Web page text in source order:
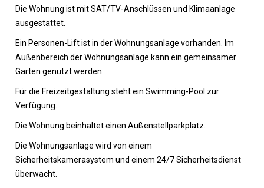
Die Wohnung ist mit SAT/TV-Anschlüssen und Klimaanlage
ausgestattet.
Ein Personen-Lift ist in der Wohnungsanlage vorhanden. Im
Außenbereich der Wohnungsanlage kann ein gemeinsamer
Garten genutzt werden.
Für die Freizeitgestaltung steht ein Swimming-Pool zur
Verfügung.
Die Wohnung beinhaltet einen Außenstellparkplatz.
Die Wohnungsanlage wird von einem
Sicherheitskamerasystem und einem 24/7 Sicherheitsdienst
überwacht.